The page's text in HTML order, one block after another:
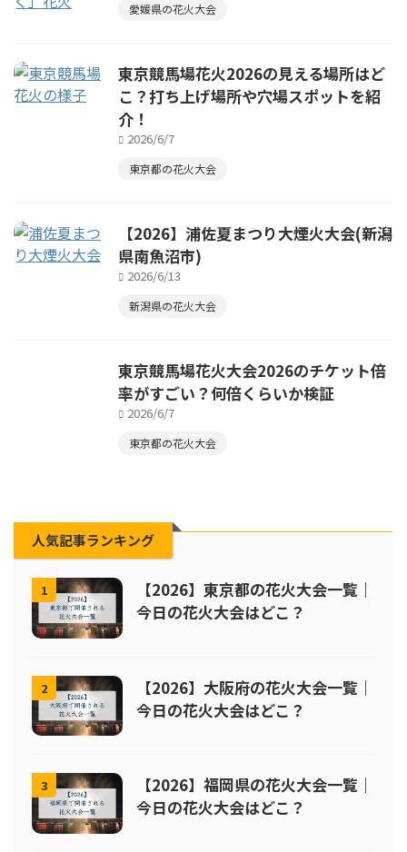
愛媛県の花火大会
東京競馬場花火2026の見える場所はど
こ？打ち上げ場所や穴場スポットを紹
介！
2026/6/7
東京都の花火大会
【2026】浦佐夏まつり大煙火大会(新潟
県南魚沼市)
2026/6/13
新潟県の花火大会
東京競馬場花火大会2026のチケット倍
率がすごい？何倍くらいか検証
2026/6/7
東京都の花火大会
人気記事ランキング
1
【2026】東京都の花火大会一覧｜
今日の花火大会はどこ？
2
【2026】大阪府の花火大会一覧｜
今日の花火大会はどこ？
3
【2026】福岡県の花火大会一覧｜
今日の花火大会はどこ？